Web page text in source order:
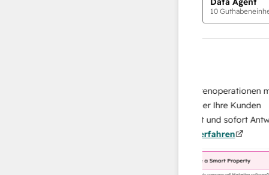
10
Skalieren Sie Ihrer Datenoperationen mit
KI-gestützten Agent, der Ihre Kunden
recherchiert, analysiert und sofort Antworten
Mehr erfahren